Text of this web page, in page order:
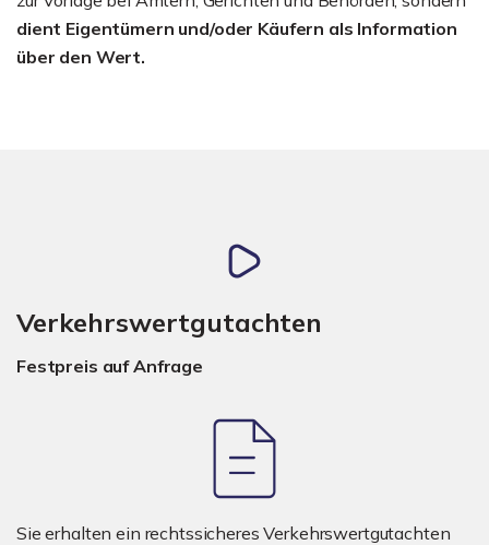
dient Eigentümern und/oder Käufern als Information
über den Wert.
Verkehrswertgutachten
Festpreis auf Anfrage
Sie erhalten ein rechtssicheres Verkehrswertgutachten